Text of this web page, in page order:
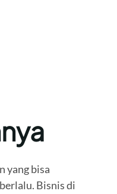
yang bisa
Bisnis di